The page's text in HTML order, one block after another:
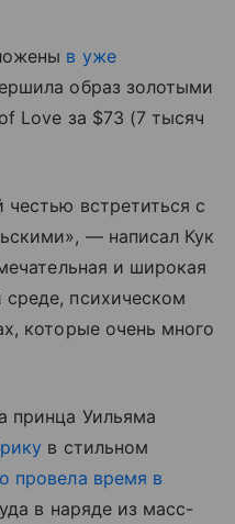
в уже
образ золотыми
Love за $73 (7 тысяч
встретиться с
— написал Кук
и широкая
психическом
которые очень много
принца Уильяма
в стильном
провела время в
в наряде из масс-